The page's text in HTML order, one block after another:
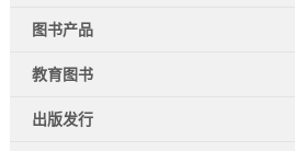
图书产品
教育图书
出版发行